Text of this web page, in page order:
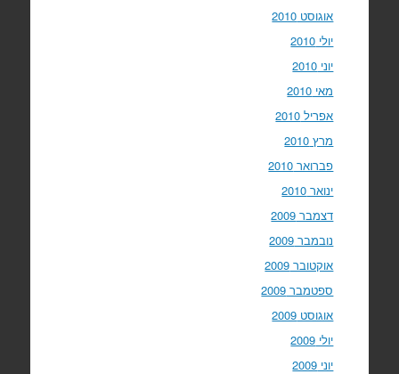
אוגוסט 2010
יולי 2010
יוני 2010
מאי 2010
אפריל 2010
מרץ 2010
פברואר 2010
ינואר 2010
דצמבר 2009
נובמבר 2009
אוקטובר 2009
ספטמבר 2009
אוגוסט 2009
יולי 2009
יוני 2009